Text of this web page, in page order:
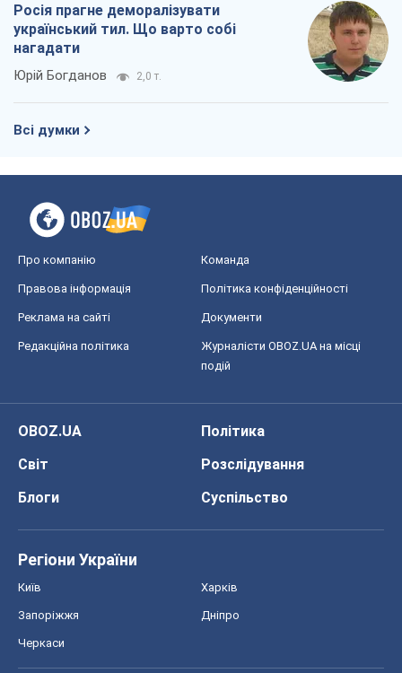
Росія прагне деморалізувати
український тил. Що варто собі
нагадати
Юрій Богданов 2,0 т.
Всі думки
Про компанію Команда
Правова інформація Політика конфіденційності
Реклама на сайті Документи
Редакційна політика
Журналісти OBOZ.UA на місці
подій
OBOZ.UA
Політика
Світ
Розслідування
Блоги
Суспільство
Регіони України
Київ Харків
Запоріжжя Дніпро
Черкаси